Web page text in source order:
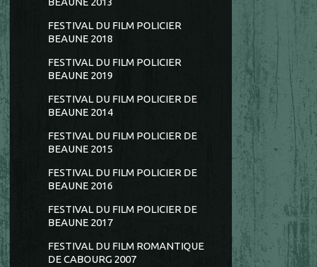
FESTIVAL DU FILM POLICIER
BEAUNE 2018
FESTIVAL DU FILM POLICIER
BEAUNE 2019
FESTIVAL DU FILM POLICIER DE
BEAUNE 2014
FESTIVAL DU FILM POLICIER DE
BEAUNE 2015
FESTIVAL DU FILM POLICIER DE
BEAUNE 2016
FESTIVAL DU FILM POLICIER DE
BEAUNE 2017
FESTIVAL DU FILM ROMANTIQUE
DE CABOURG 2007